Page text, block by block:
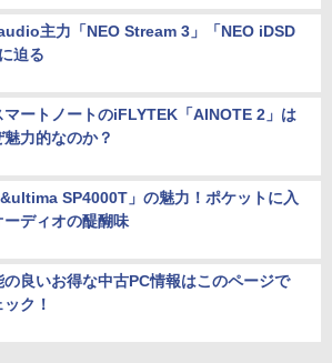
主力「NEO Stream 3」「NEO iDSD
迫る
マートノートのiFLYTEK「AINOTE 2」は
魅力的なのか？
SP4000T」の魅力！ポケットに入
ーディオの醍醐味
の良いお得な中古PC情報はこのページで
ク！